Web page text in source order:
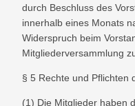
durch Beschluss des
innerhalb eines Monats
Widerspruch beim
Mitgliederversammlung
§ 5 Rechte und Pflichten
(1) Die Mitglieder haben